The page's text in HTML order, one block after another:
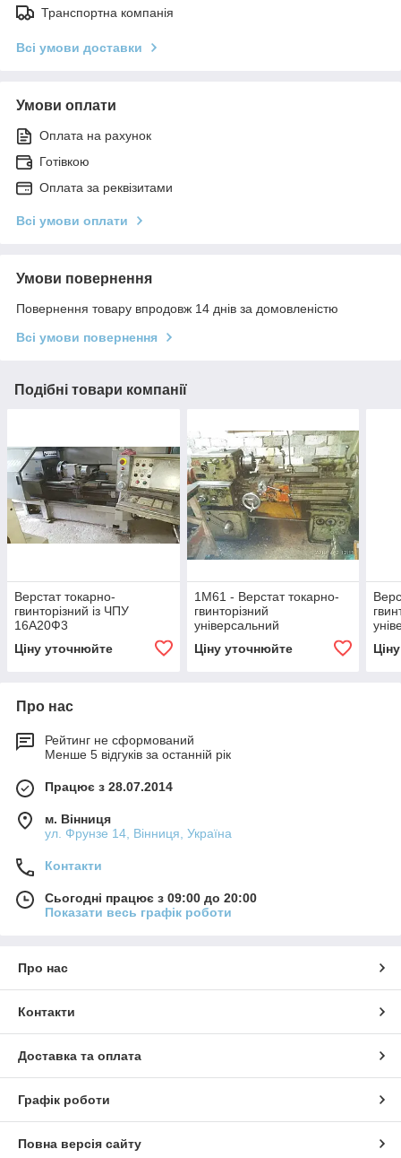
Транспортна компанія
Всі умови доставки
Умови оплати
Оплата на рахунок
Готівкою
Оплата за реквізитами
Всі умови оплати
Умови повернення
Повернення товару впродовж 14 днів за домовленістю
Всі умови повернення
Подібні товари компанії
Верстат токарно-
гвинторізний із ЧПУ
16А20Ф3
Ціну уточнюйте
1М61 - Верстат токарно-
гвинторізний
універсальний
Ціну уточнюйте
рмц
Про нас
Рейтинг не сформований
Менше 5 відгуків за останній рік
Працює з 28.07.2014
м. Вінниця
ул. Фрунзе 14, Вінниця, Україна
Контакти
Сьогодні працює з 09:00 до 20:00
Показати весь графік роботи
Про нас
Контакти
Доставка та оплата
Графік роботи
Повна версія сайту